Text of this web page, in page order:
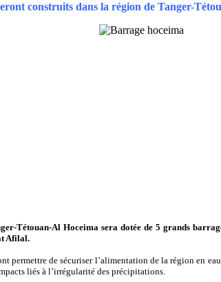
construits dans la région de Tanger-
Tétouan-Al Hoceima sera dotée de 5 grands
Afilal.
permettre de sécuriser l’alimentation de la région en
liés à l’irrégularité des précipitations.